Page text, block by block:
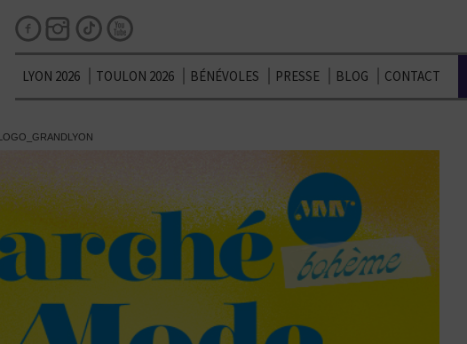
LYON 2026 TOULON 2026 BÉNÉVOLES PRESSE BLOG CONTACT